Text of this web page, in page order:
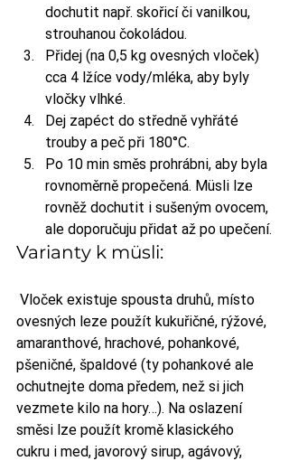
dochutit např. skořicí či vanilkou,
strouhanou čokoládou.
Přidej (na 0,5 kg ovesných vloček)
cca 4 lžíce vody/mléka, aby byly
vločky vlhké.
Dej zapéct do středně vyhřáté
trouby a peč při 180°C.
Po 10 min směs prohrábni, aby byla
rovnoměrně propečená. Müsli lze
rovněž dochutit i sušeným ovocem,
ale doporučuju přidat až po upečení.
Varianty k müsli:
ovesných leze použít kukuřičné, rýžové,
amaranthové, hrachové, pohankové,
pšeničné, špaldové (ty pohankové ale
ochutnejte doma předem, než si jich
vezmete kilo na hory…). Na oslazení
směsi lze použít kromě klasického
cukru i med, javorový sirup, agávový,